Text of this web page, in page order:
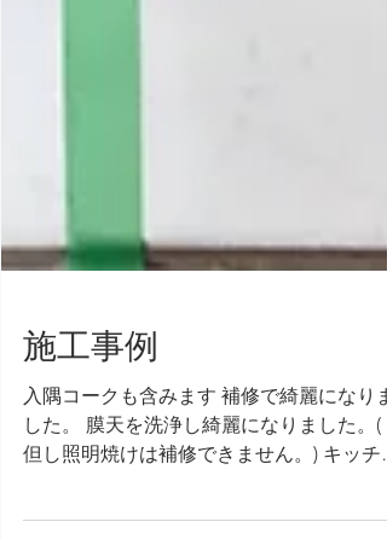
施工事例
入隅コークも含みます 補修で綺麗になりま
した。 膜天を洗浄し綺麗になりました。
の油汚れも綺麗になりました。 家具や皮脂